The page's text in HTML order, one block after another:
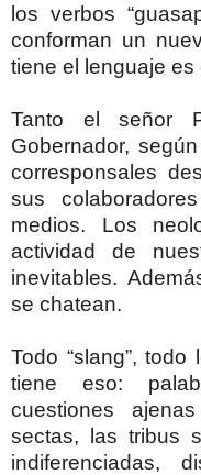
los verbos
conforman un
tiene el lenguaje es
Tanto el señor
Gobernador,
corresponsales
sus
medios. Los
actividad de
inevitables.
se chatean.
Todo “slang”, todo
tiene eso:
cuestiones
sectas, las tribus
indiferenciadas,